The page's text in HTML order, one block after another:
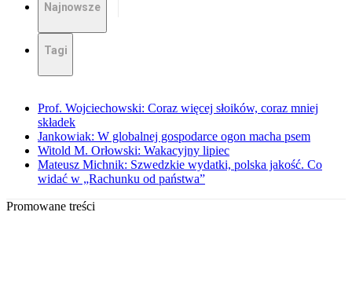
Najnowsze
Tagi
Prof. Wojciechowski: Coraz więcej słoików, coraz mniej
składek
Jankowiak: W globalnej gospodarce ogon macha psem
Witold M. Orłowski: Wakacyjny lipiec
Mateusz Michnik: Szwedzkie wydatki, polska jakość. Co
widać w „Rachunku od państwa”
Promowane treści